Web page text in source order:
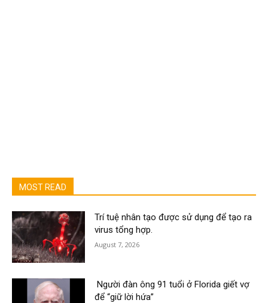
MOST READ
Trí tuệ nhân tạo được sử dụng để tạo ra
virus tổng hợp.
August 7, 2026
Người đàn ông 91 tuổi ở Florida giết vợ
để “giữ lời hứa”